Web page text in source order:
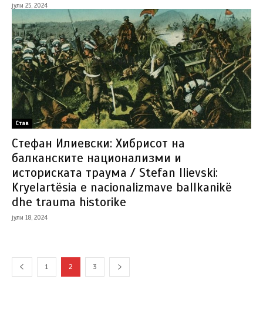
јули 25, 2024
Став
Стефан Илиевски: Хибрисот на
балканските национализми и
историската траума / Stefan Ilievski:
Kryelartësia e nacionalizmave ballkanikë
dhe trauma historike
јули 18, 2024
1 2 3